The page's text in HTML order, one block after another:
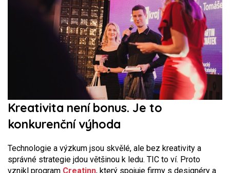
Kreativita není bonus. Je to
konkurenční výhoda
Technologie a výzkum jsou skvělé, ale bez kreativity a
správné strategie jdou většinou k ledu. TIC to ví. Proto
vznikl program Creatinn, který spojuje firmy s designéry a